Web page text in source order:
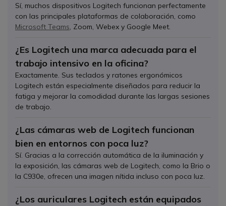
Sí, muchos dispositivos Logitech funcionan perfectamente
con las principales plataformas de colaboración, como
Microsoft Teams, Zoom, Webex y Google Meet.
¿Es Logitech una marca adecuada para el
trabajo intensivo en la oficina?
Exactamente. Sus teclados y ratones ergonómicos
Logitech están especialmente diseñados para reducir la
fatiga y mejorar la comodidad durante las largas sesiones
de trabajo.
¿Las cámaras web de Logitech funcionan
bien en entornos con poca luz?
Sí. Gracias a la corrección automática de la iluminación y
la exposición, las cámaras web de Logitech, como la Brio o
la C930e, ofrecen una imagen nítida incluso con poca luz.
¿Los auriculares Logitech están equipados